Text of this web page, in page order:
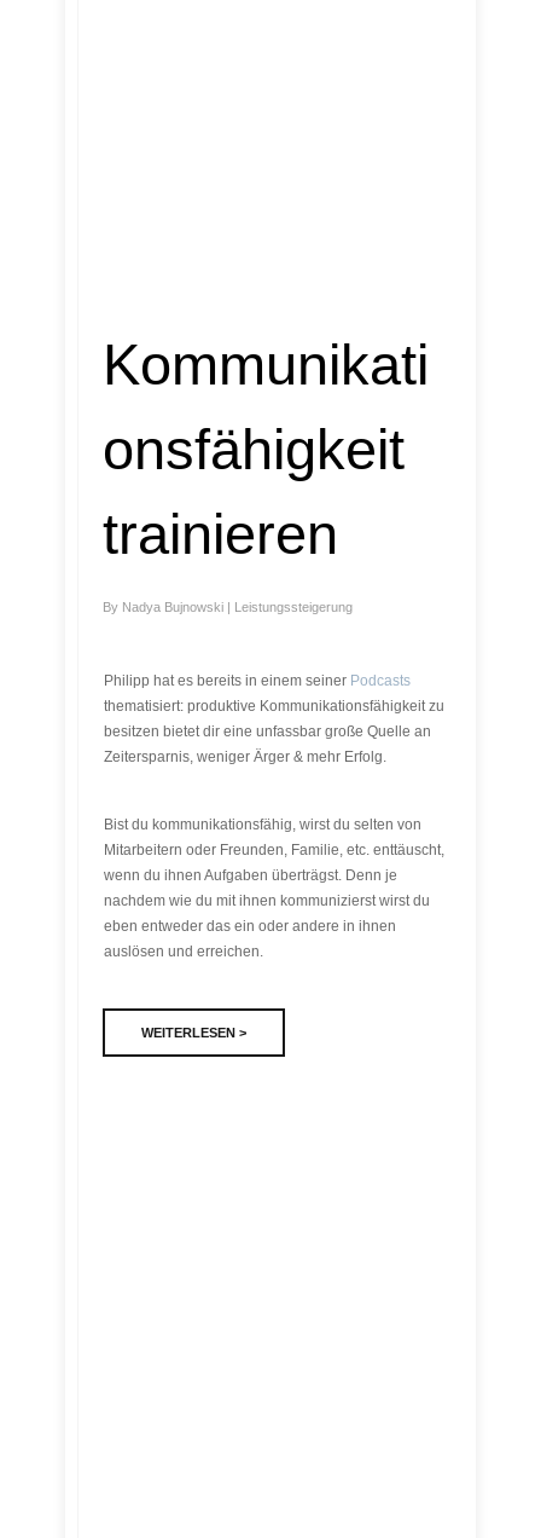
Kommunikati
onsfähigkeit
trainieren
By Nadya Bujnowski | Leistungssteigerung
Philipp hat es bereits in einem seiner Podcasts
thematisiert: produktive Kommunikationsfähigkeit zu
besitzen bietet dir eine unfassbar große Quelle an
Zeitersparnis, weniger Ärger & mehr Erfolg.
Bist du kommunikationsfähig, wirst du selten von
Mitarbeitern oder Freunden, Familie, etc. enttäuscht,
wenn du ihnen Aufgaben überträgst. Denn je
nachdem wie du mit ihnen kommunizierst wirst du
eben entweder das ein oder andere in ihnen
auslösen und erreichen.
WEITERLESEN >